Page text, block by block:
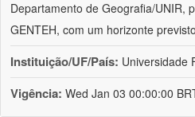
Departamento de Geografia/UNIR,
GENTEH, com um horizonte
Instituição/UF/País: Universidade
Vigência: Wed Jan 03 00:00:00